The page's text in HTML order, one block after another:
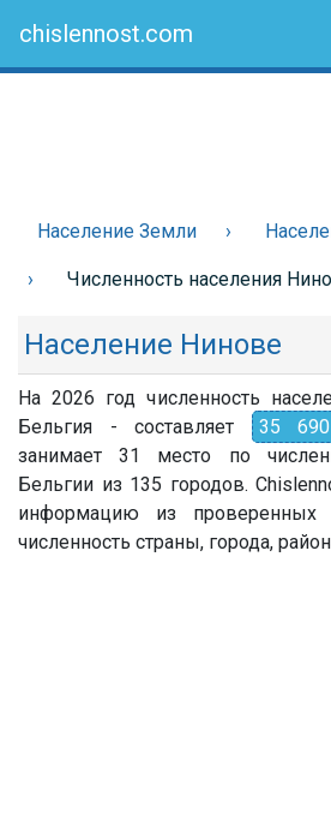
chislennost.com
Население Земли
Численность населения
Население Нинове
На 2026 год численность
Бельгия - составляет
35 690
занимает 31 место по
Бельгии из 135 городов.
информацию из проверенных
численность страны, города,